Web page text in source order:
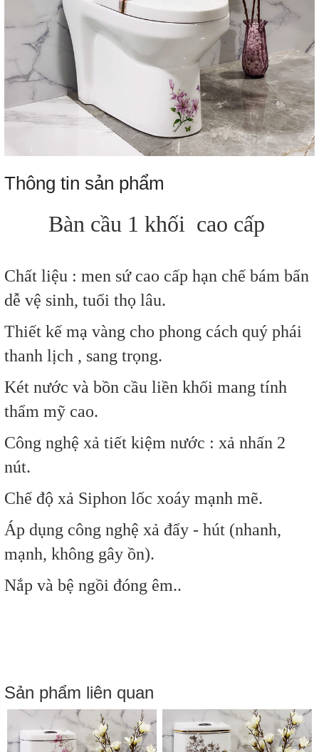
Thông tin sản phẩm
Bàn cầu 1 khối cao cấp
Chất liệu : men sứ cao cấp hạn chế bám bẩn
dễ vệ sinh, tuổi thọ lâu.
Thiết kế mạ vàng cho phong cách quý phái
thanh lịch , sang trọng.
Két nước và bồn cầu liền khối mang tính
thẩm mỹ cao.
Công nghệ xả tiết kiệm nước : xả nhấn 2
nút.
Chế độ xả Siphon lốc xoáy mạnh mẽ.
Áp dụng công nghệ xả đẩy - hút (nhanh,
mạnh, không gây ồn).
Nắp và bệ ngồi đóng êm..
Sản phẩm liên quan